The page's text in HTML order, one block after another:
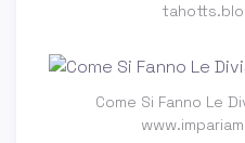
Come Si Fanno Le